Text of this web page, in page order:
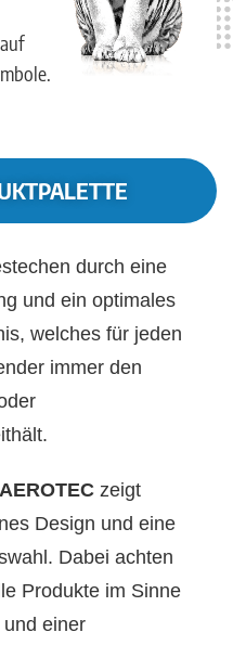
durch eine
und ein optimales
welches für jeden
immer den
AEROTEC zeigt
Design und eine
Dabei achten
Produkte im Sinne
einer